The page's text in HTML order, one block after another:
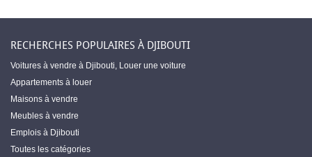
RECHERCHES POPULAIRES À DJIBOUTI
Voitures à vendre à Djibouti, Louer une voiture
Appartements à louer
Maisons à vendre
Meubles à vendre
Emplois à Djibouti
Toutes les catégories